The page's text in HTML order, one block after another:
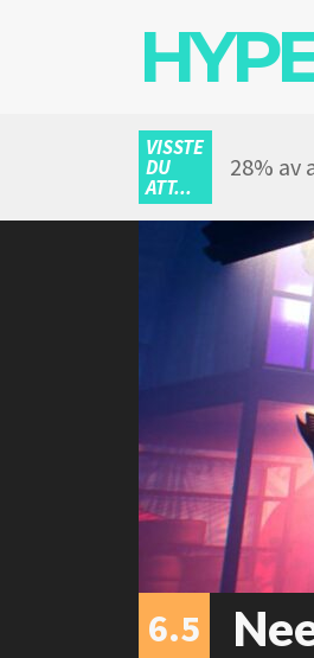
VISSTE
DU
ATT...
28% av
6.5